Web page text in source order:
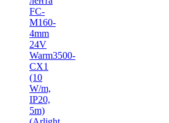
FC-
M160-
4mm
24V
Warm3500-
CX1
(10
W/m,
IP20,
5m)